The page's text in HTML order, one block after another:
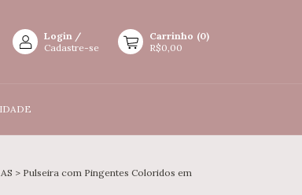
Login /
Cadastre-se
Carrinho (0)
R$0,00
> Pulseira com Pingentes Coloridos em